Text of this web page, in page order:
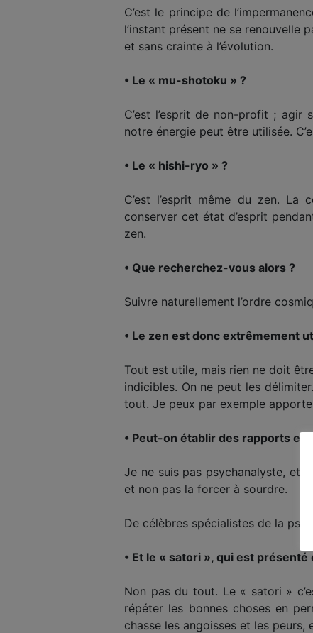
C’est le principe de
l’instant présent ne se renouvelle
et sans crainte à l’évolution.
• Le « mu-shotoku » ?
C’est l’esprit de non-profit ; agir
notre énergie peut être utilisée.
• Le « hishi-ryo » ?
C’est l’esprit même du zen. La
conserver cet état d’esprit
zen.
• Que recherchez-vous alors ?
Suivre naturellement l’ordre
• Le zen est donc extrêmement
Tout est utile, mais rien ne doit
indicibles. On ne peut les
tout. Je peux par exemple
• Peut-on établir des rapports
Je ne suis pas psychanalyste, et
et non pas la forcer à sourdre.
De célèbres spécialistes de la
• Et le « satori », qui est
Non pas du tout. Le « satori »
répéter les bonnes choses en
chasse les angoisses et les peurs,